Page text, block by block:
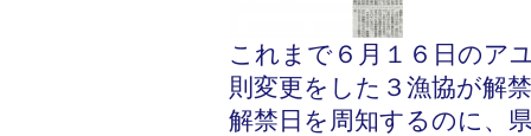
これまで６月１６日のア
則変更をした３漁協が解
解禁日を周知するのに、